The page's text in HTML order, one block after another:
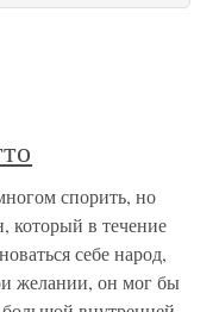
спорить, но
который в течение
себе народ,
желании, он мог бы